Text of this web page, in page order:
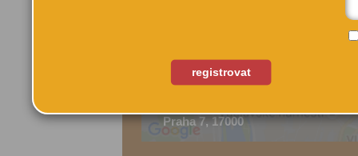
Praha 7, 17000
registrovat